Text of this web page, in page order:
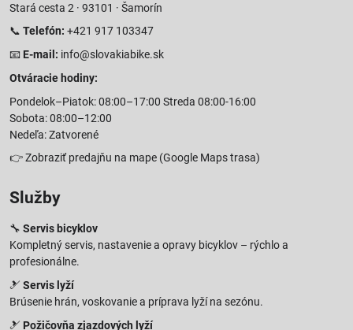
Stará cesta 2 · 93101 · Šamorín
📞 Telefón: +421 917 103347
📧 E-mail: info@slovakiabike.sk
Otváracie hodiny:
Pondelok–Piatok: 08:00–17:00 Streda 08:00-16:00
Sobota: 08:00–12:00
Nedeľa: Zatvorené
👉Zobraziť predajňu na mape (Google Maps trasa)
Služby
🔧 Servis bicyklov
Kompletný servis, nastavenie a opravy bicyklov – rýchlo a
profesionálne.
🎿 Servis lyží
Brúsenie hrán, voskovanie a príprava lyží na sezónu.
🎿 Požičovňa zjazdových lyží